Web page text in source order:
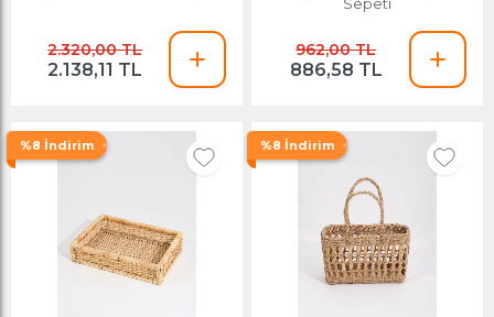
2.320,00 TL
2.138,11 TL
Sepeti
962,00 TL
886,58 TL
%8 İndirim %8 İndirim